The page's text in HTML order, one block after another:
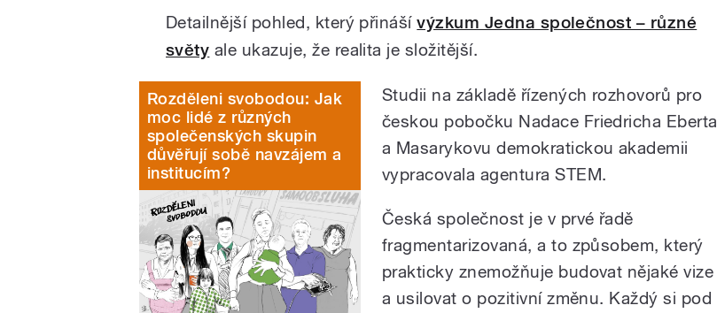
Detailnější pohled, který přinášívýzkum Jedna společnost – různé
světy ale ukazuje, že realita je složitější.
Rozděleni svobodou: Jak
moc lidé z různých
společenských skupin
důvěřují sobě navzájem a
institucím?
Studii na základě řízených rozhovorů pro
českou pobočku Nadace Friedricha Eberta
a Masarykovu demokratickou akademii
vypracovala agentura STEM.
Česká společnost je v prvé řadě
fragmentarizovaná, a to způsobem, který
prakticky znemožňuje budovat nějaké vize
a usilovat o pozitivní změnu. Každý si pod